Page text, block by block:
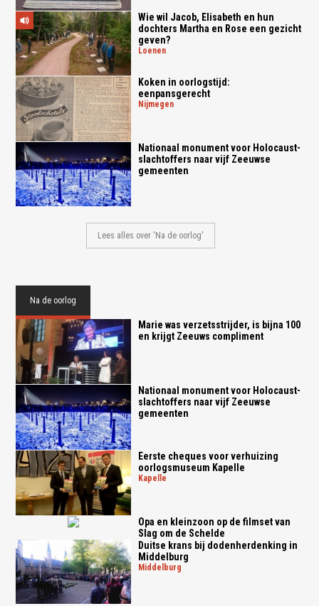
Wie wil Jacob, Elisabeth en hun
dochters Martha en Rose een gezicht
geven?
loenen
Koken in oorlogstijd:
eenpansgerecht
nijmegen
Nationaal monument voor Holocaust-
slachtoffers naar vijf Zeeuwse
gemeenten
Lees alles over 'Na de oorlog'
Na de oorlog
Marie was verzetsstrijder, is bijna 100
en krijgt Zeeuws compliment
Nationaal monument voor Holocaust-
slachtoffers naar vijf Zeeuwse
gemeenten
Eerste cheques voor verhuizing
oorlogsmuseum Kapelle
kapelle
Opa en kleinzoon op de filmset van
Slag om de Schelde
Duitse krans bij dodenherdenking in
Middelburg
middelburg